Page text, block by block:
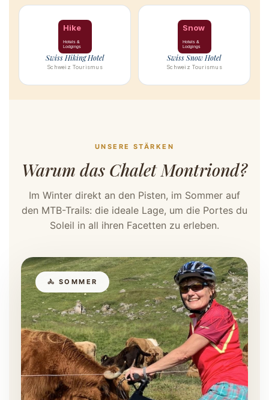
Hike
Hotels &
Lodgings
Swiss Hiking Hotel
Schweiz Tourismus
Snow
Hotels &
Lodgings
Swiss Snow Hotel
Schweiz Tourismus
UNSERE STÄRKEN
Warum das Chalet Montriond?
Im Winter direkt an den Pisten, im Sommer auf
den MTB-Trails: die ideale Lage, um die Portes du
Soleil in all ihren Facetten zu erleben.
🚴 SOMMER